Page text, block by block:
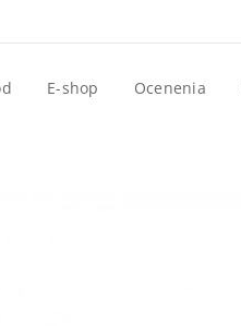
E-shop Ocenenia